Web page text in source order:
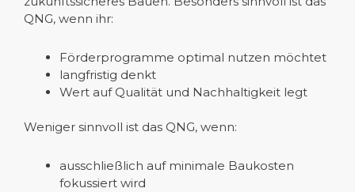
QNG, wenn ihr:
Förderprogramme optimal nutzen möchtet
langfristig denkt
Wert auf Qualität und Nachhaltigkeit legt
Weniger sinnvoll ist das QNG, wenn:
ausschließlich auf minimale Baukosten
fokussiert wird